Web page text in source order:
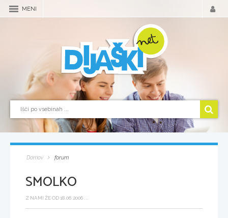
MENI
Domov forum
SMOLKO
Z NAMI ŽE OD 18.06.2006 ...